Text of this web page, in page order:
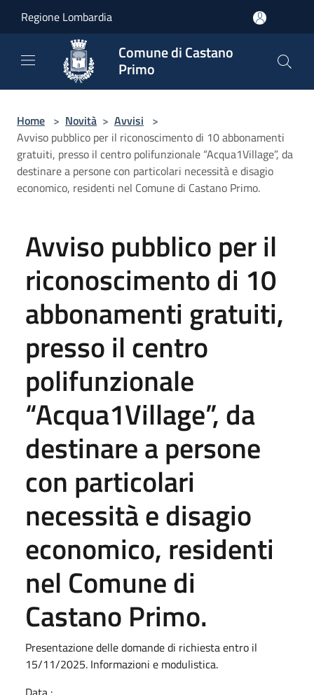
Regione Lombardia
Comune di Castano
Primo
Home > Novità > Avvisi >
Avviso pubblico per il riconoscimento di 10 abbonamenti
gratuiti, presso il centro polifunzionale “Acqua1Village”, da
destinare a persone con particolari necessità e disagio
economico, residenti nel Comune di Castano Primo.
Avviso pubblico per il
riconoscimento di 10
abbonamenti gratuiti,
presso il centro
polifunzionale
“Acqua1Village”, da
destinare a persone
con particolari
necessità e disagio
economico, residenti
nel Comune di
Castano Primo.
Presentazione delle domande di richiesta entro il
15/11/2025. Informazioni e modulistica.